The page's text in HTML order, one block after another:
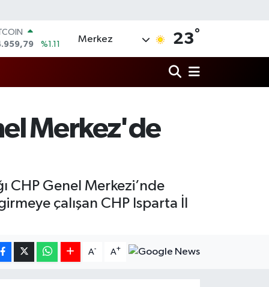
%1.11
%0.38
ALTIN
Merkez 23°
Merkez'de
CHP Genel Merkezi’nde
çalışan CHP Isparta İl
A- A+